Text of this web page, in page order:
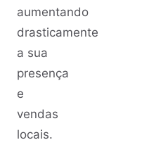
aumentando
drasticamente
a sua
presença
e
vendas
locais.